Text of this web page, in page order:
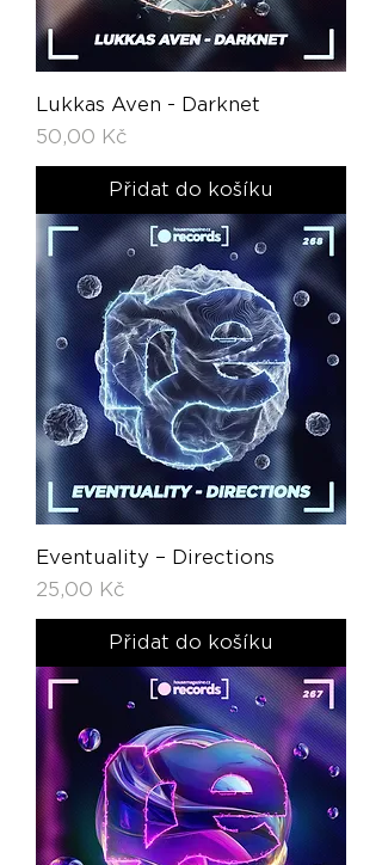
Lukkas Aven - Darknet
Cena
50,00 Kč
Přidat do košíku
Eventuality – Directions
Cena
25,00 Kč
Přidat do košíku